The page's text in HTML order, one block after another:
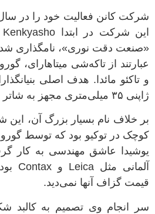
شرکت کانن فعالیت خود را در
این شرکت در ابتدا
«صنعت دقت نوری»، نامگذاری شد
عبارتند از تاکه‌شی میتاهارای،
و تاکئو مائدا . هدف اصلی
ژاپنی ۳۵ میلی‌متری مجهز به
بر خلاف نام بسیار بزرگ آن، این
کوچک در توکیو بود که توسط
یوشیدا عاشق مهندسی به کار
آلمانی مثل Leica و Contax
قیمت گزاف آنها نمی‌دید.
سر انجام وی تصمیم به کالبد